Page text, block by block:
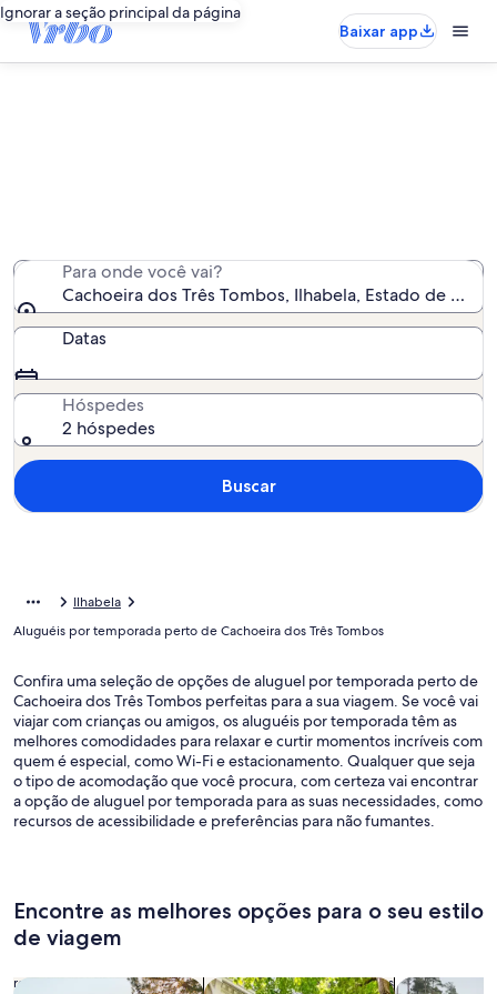
Ignorar a seção principal da página
Baixar app
Para onde você vai?
Cachoeira dos Três Tombos, Ilhabela, Estado de São
Datas
Hóspedes
2 hóspedes
Buscar
Ilhabela
Aluguéis por temporada perto de Cachoeira dos Três Tombos
Confira uma seleção de opções de aluguel por temporada perto de
Cachoeira dos Três Tombos perfeitas para a sua viagem. Se você vai
viajar com crianças ou amigos, os aluguéis por temporada têm as
melhores comodidades para relaxar e curtir momentos incríveis com
quem é especial, como Wi-Fi e estacionamento. Qualquer que seja
o tipo de acomodação que você procura, com certeza vai encontrar
a opção de aluguel por temporada para as suas necessidades, como
recursos de acessibilidade e preferências para não fumantes.
Encontre as melhores opções para o seu estilo
de viagem
Busque casas Busque apartamentos buscar